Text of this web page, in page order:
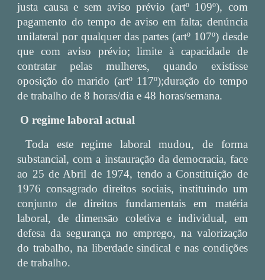
justa causa e sem aviso prévio (artº 109º), com
pagamento do tempo de aviso em falta; denúncia
unilateral por qualquer das partes (artº 107º) desde
que com aviso prévio; limite à capacidade de
contratar pelas mulheres, quando existisse
oposição do marido (artº 117º);duração do tempo
de trabalho de 8 horas/dia e 48 horas/semana.
O regime laboral actual
Toda este regime laboral mudou, de forma
substancial, com a instauração da democracia, face
ao 25 de Abril de 1974, tendo a Constituição de
1976 consagrado direitos sociais, instituindo um
conjunto de direitos fundamentais em matéria
laboral, de dimensão coletiva e individual, em
defesa da segurança no emprego, na valorização
do trabalho, na liberdade sindical e nas condições
de trabalho.